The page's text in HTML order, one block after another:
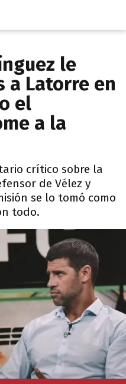
le
a Latorre en
el
a la
crítico sobre la
de Vélez y
se lo tomó como
todo.